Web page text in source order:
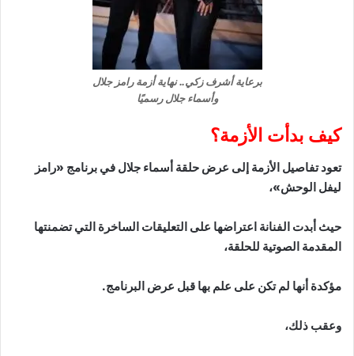
برعاية أشرف زكي.. نهاية أزمة رامز جلال
وأسماء جلال رسميًا
كيف بدأت الأزمة؟
تعود تفاصيل الأزمة إلى عرض حلقة أسماء جلال في برنامج «رامز
ليفل الوحش»،
حيث أبدت الفنانة اعتراضها على التعليقات الساخرة التي تضمنتها
المقدمة الصوتية للحلقة،
مؤكدة أنها لم تكن على علم بها قبل عرض البرنامج.
وعقب ذلك،